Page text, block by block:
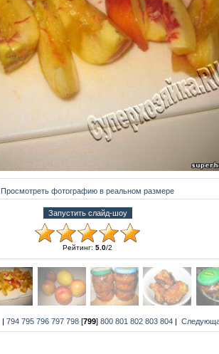
Просмотреть фотографию в реальном размере
Рейтинг: 5.0/2
|794 795 796 797 798 [799]800 801 802 803 804 |